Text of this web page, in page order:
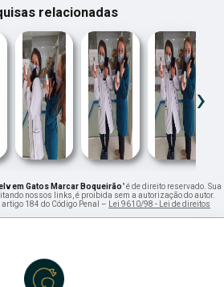
relacionadas
›
em Gatos Marcar Boqueirão" é de direito reservado. Sua
nossos links, é proibida sem a autorização do autor.
184 do Código Penal –
Lei 9610/98 - Lei de direitos